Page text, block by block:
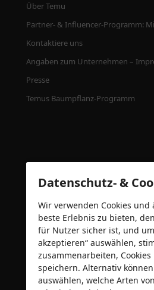
Über Temu
Partner- & Influencer-Programm:
Kontaktiere uns
Angaben zum Unternehmen –
Presse
Temus Baumpflanz-Programm
Sicherheitszertifizierungen
Datenschutz- &
Wir verwenden Cookies
beste Erlebnis zu bieten,
für Nutzer sicher ist, und
akzeptieren“ auswählen,
zusammenarbeiten,
speichern. Alternativ
auswählen, welche Arten